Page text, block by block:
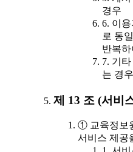
경우
6. 이
로 동
반복
7. 기
는 경우
제 13 조 (서비
① 교육정보
서비스 제공